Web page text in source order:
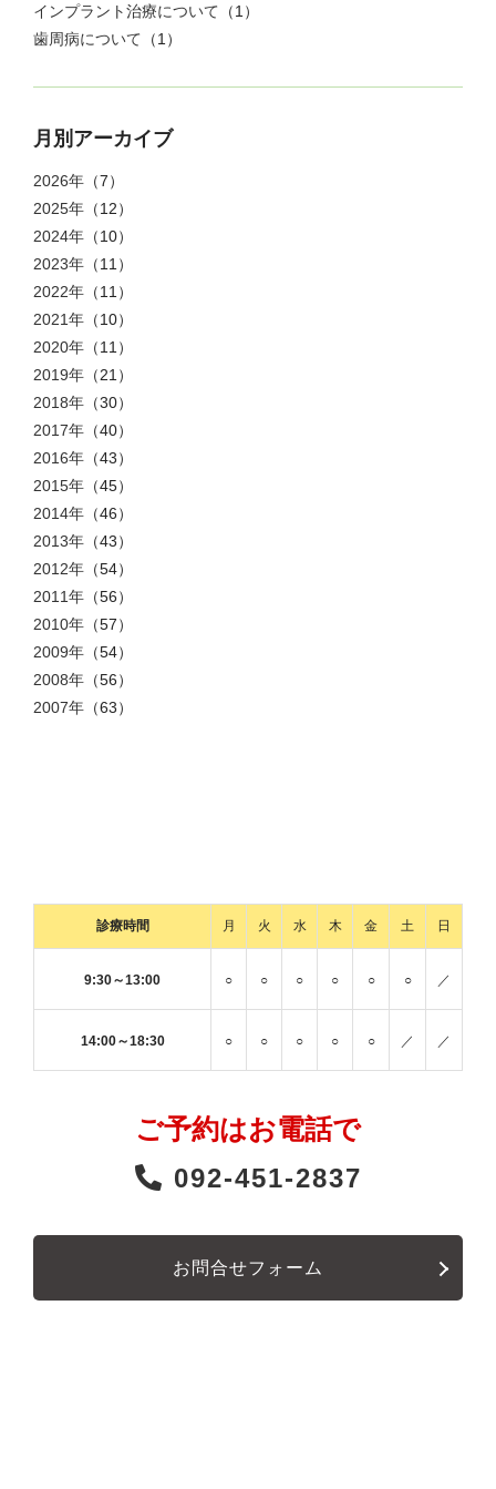
インプラント治療について （1）
歯周病について （1）
月別アーカイブ
2026年 （7）
2025年 （12）
2024年 （10）
2023年 （11）
2022年 （11）
2021年 （10）
2020年 （11）
2019年 （21）
2018年 （30）
2017年 （40）
2016年 （43）
2015年 （45）
2014年 （46）
2013年 （43）
2012年 （54）
2011年 （56）
2010年 （57）
2009年 （54）
2008年 （56）
2007年 （63）
診療時間 月 火 水 木 金 土 日
9:30～13:00 ○ ○ ○ ○ ○ ○ ／
14:00～18:30 ○ ○ ○ ○ ○ ／ ／
ご予約はお電話で
092-451-2837
お問合せフォーム